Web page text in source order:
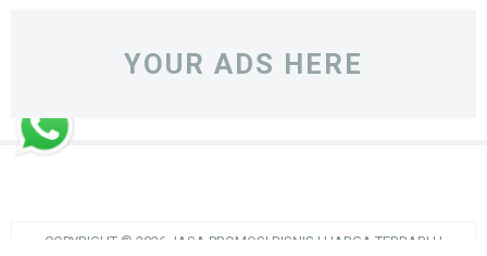
YOUR ADS HERE
COPYRIGHT © 2026 JASA PROMOSI BISNIS | HARGA TERBARU |